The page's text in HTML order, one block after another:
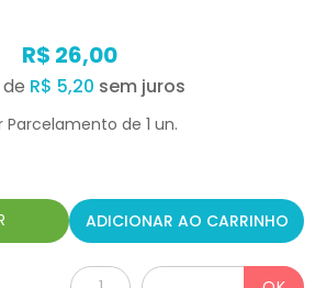
R$ 26,00
R$ 5,20
Parcelamento de 1 un.
ADICIONAR AO CARRINHO